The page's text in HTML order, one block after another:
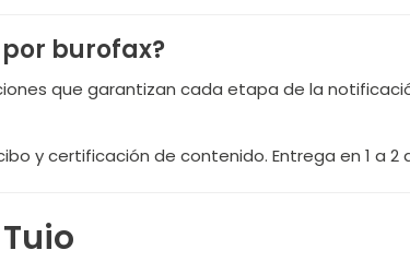
burofax?
que garantizan cada etapa de la
y certificación de contenido. Entrega en 1 a 2